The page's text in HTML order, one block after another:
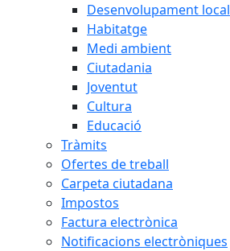
Desenvolupament local
Habitatge
Medi ambient
Ciutadania
Joventut
Cultura
Educació
Tràmits
Ofertes de treball
Carpeta ciutadana
Impostos
Factura electrònica
Notificacions electròniques